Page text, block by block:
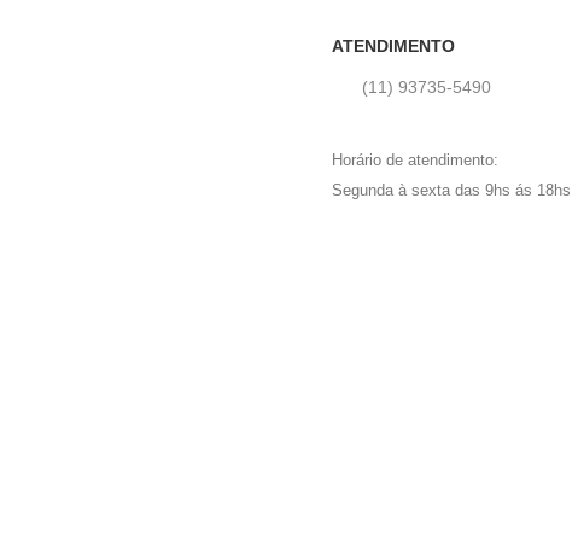
ATENDIMENTO
(11) 93735‑5490‬
Horário de atendimento:
Segunda à sexta das 9hs ás 18hs